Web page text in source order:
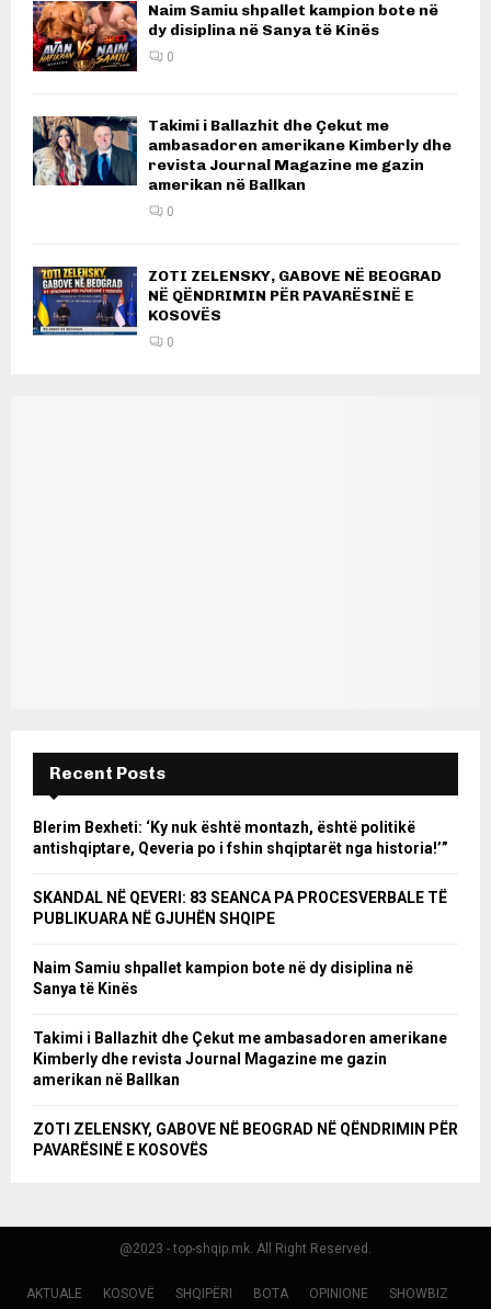
Naim Samiu shpallet kampion bote në
dy disiplina në Sanya të Kinës
0
Takimi i Ballazhit dhe Çekut me
ambasadoren amerikane Kimberly dhe
revista Journal Magazine me gazin
amerikan në Ballkan
0
ZOTI ZELENSKY, GABOVE NË BEOGRAD
NË QËNDRIMIN PËR PAVARËSINË E
KOSOVËS
0
Recent Posts
Blerim Bexheti: ‘Ky nuk është montazh, është politikë
antishqiptare, Qeveria po i fshin shqiptarët nga historia!’”
SKANDAL NË QEVERI: 83 SEANCA PA PROCESVERBALE TË
PUBLIKUARA NË GJUHËN SHQIPE
Naim Samiu shpallet kampion bote në dy disiplina në
Sanya të Kinës
Takimi i Ballazhit dhe Çekut me ambasadoren amerikane
Kimberly dhe revista Journal Magazine me gazin
amerikan në Ballkan
ZOTI ZELENSKY, GABOVE NË BEOGRAD NË QËNDRIMIN PËR
PAVARËSINË E KOSOVËS
@2023 - top-shqip.mk. All Right Reserved.
AKTUALE KOSOVË SHQIPËRI BOTA OPINIONE SHOWBIZ